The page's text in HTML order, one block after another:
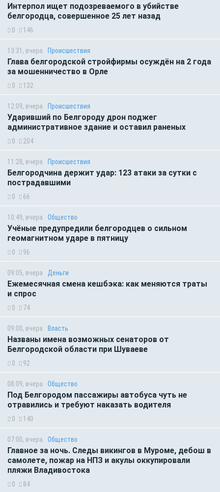
Интерпол ищет подозреваемого в убийстве
белгородца, совершенное 25 лет назад
0 146
13:31, вчера Происшествия
Глава белгородской стройфирмы осуждён на 2 года
за мошенничество в Орле
0 132
12:09, вчера Происшествия
Ударивший по Белгороду дрон поджег
административное здание и оставил раненых
0 204
11:28, вчера Происшествия
Белгородчина держит удар: 123 атаки за сутки с
пострадавшими
0 66
10:49, вчера Общество
Учёные предупредили белгородцев о сильном
геомагнитном ударе в пятницу
0 96
09:05, вчера Деньги
Ежемесячная смена кешбэка: как меняются траты
и спрос
0 74
09:00, вчера Власть
Названы имена возможных сенаторов от
Белгородской области при Шуваеве
0 92
08:09, вчера Общество
Под Белгородом пассажиры автобуса чуть не
отравились и требуют наказать водителя
0 140
07:00, вчера Общество
Главное за ночь. Следы викингов в Муроме, дебош в
самолете, пожар на НПЗ и акулы оккупировали
пляжи Владивостока
0 84